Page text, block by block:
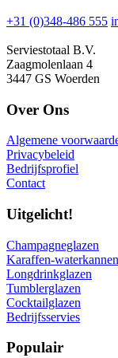
+31 (0)348-486 555
Serviestotaal B.V.
Zaagmolenlaan 4
3447 GS Woerden
Over Ons
Algemene
Privacybeleid
Bedrijfsprofiel
Contact
Uitgelicht!
Champagneglazen
Karaffen-waterkannen
Longdrinkglazen
Tumblerglazen
Cocktailglazen
Bedrijfsservies
Populair